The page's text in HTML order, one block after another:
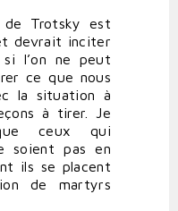
de Trotsky est
devrait inciter
l’on ne peut
ce que nous
la situation à
à tirer. Je
ceux qui
soient pas en
ils se placent
de martyrs